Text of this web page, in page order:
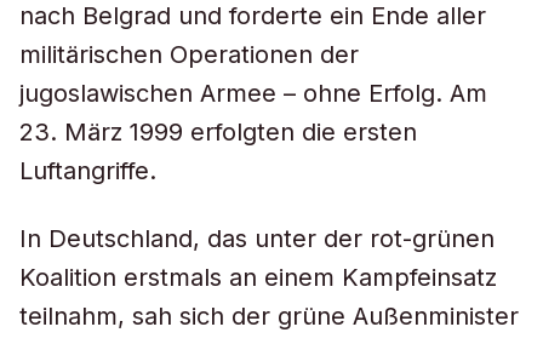
nach Belgrad und forderte ein Ende aller
militärischen Operationen der
jugoslawischen Armee – ohne Erfolg. Am
23. März 1999 erfolgten die ersten
Luftangriffe.
In Deutschland, das unter der rot-grünen
Koalition erstmals an einem Kampfeinsatz
teilnahm, sah sich der grüne Außenminister